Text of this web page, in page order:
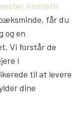
Kenneth
får du
og en
Vi forstår de
i
til at levere
dine